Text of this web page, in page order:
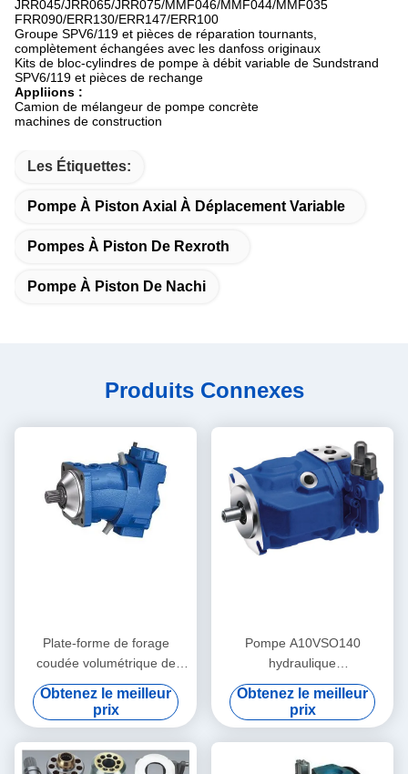
JRR045/JRR065/JRR075/MMF046/MMF044/MMF035
FRR090/ERR130/ERR147/ERR100
Groupe SPV6/119 et pièces de réparation tournants,
complètement échangées avec les danfoss originaux
Kits de bloc-cylindres de pompe à débit variable de Sundstrand
SPV6/119 et pièces de rechange
Appliions :
Camion de mélangeur de pompe concrète
machines de construction
Les Étiquettes:
Pompe À Piston Axial À Déplacement Variable
Pompes À Piston De Rexroth
Pompe À Piston De Nachi
Produits Connexes
Plate-forme de forage
coudée volumétrique de
gisement de pétrole de
pompe à piston d'axe SAE
Obtenez le meilleur
prix
Pompe A10VSO140
hydraulique
volumétrique/pompe de
palette variable de volume
machine-outil
Obtenez le meilleur
prix